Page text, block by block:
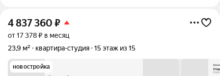
4 837 360 ₽
от 17 378 ₽ в месяц
23,9 м²
квартира-студия 15 этаж из 15
новостройка